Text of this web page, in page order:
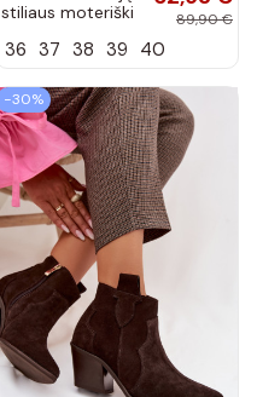
stiliaus moteriški
kulniukais Vinceza
89,90 €
36 37 38 39 40
−30%